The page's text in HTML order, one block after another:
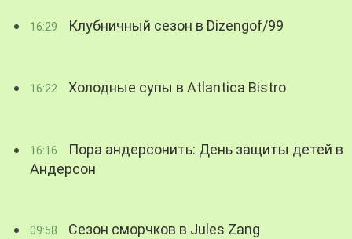
16:29 Клубничный сезон в Dizengof/99
16:22 Холодные супы в Atlantica Bistro
16:16
Пора андерсонить: День защиты детей в
Андерсон
09:58 Сезон сморчков в Jules Zang